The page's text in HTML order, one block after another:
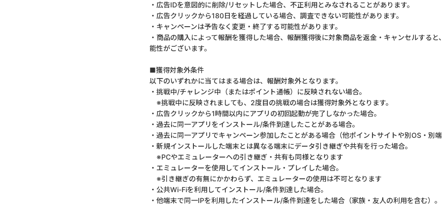
・広告IDを意図的に削除/リセットした場合、不正利用とみなされることがあります。
・広告クリックから180日を経過している場合、調査できない可能性があります。
・キャンペーンは予告なく変更・終了する可能性があります。
・商品の購入によって報酬を獲得した場合、報酬獲得後に対象商品を返金・キャンセルする
能性がございます。
■獲得対象外条件
以下のいずれかに当てはまる場合は、報酬対象外となります。
・挑戦中/チャレンジ中（またはポイント通帳）に反映されない場合。
※挑戦中に反映されましても、2度目の挑戦の場合は獲得対象外となります。
・広告クリックから1時間以内にアプリの初回起動が完了しなかった場合。
・過去に同一アプリをインストール/条件到達したことがある場合。
・過去に同一アプリでキャンペーン参加したことがある場合（他ポイントサイトや別OS・別端
・新規インストールした端末とは異なる端末にデータ引き継ぎや共有を行った場合。
※PCやエミュレーターへの引き継ぎ・共有も同様となります
・エミュレーターを使用してインストール・プレイした場合。
※引き継ぎの有無にかかわらず、エミュレーターの使用は不可となります
・公共Wi-Fiを利用してインストール/条件到達した場合。
・他端末で同一IPを利用したインストール/条件到達をした場合（家族・友人の利用を含む）。